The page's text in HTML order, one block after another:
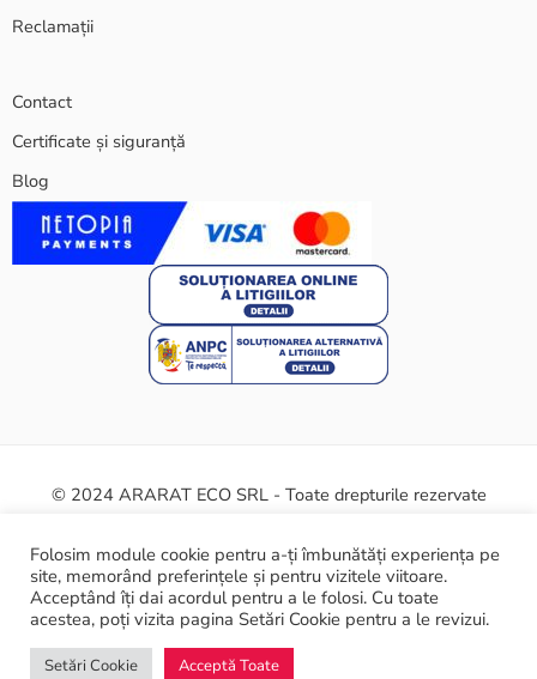
Reclamații
Contact
Certificate și siguranță
Blog
© 2024 ARARAT ECO SRL - Toate drepturile rezervate
Termeni și condiții Politica cookie Certificate și siguranță
ANPC
Folosim module cookie pentru a-ți îmbunătăți experiența pe
site, memorând preferințele și pentru vizitele viitoare.
Acceptând îți dai acordul pentru a le folosi. Cu toate
acestea, poți vizita pagina Setări Cookie pentru a le revizui.
Setări Cookie Acceptă Toate